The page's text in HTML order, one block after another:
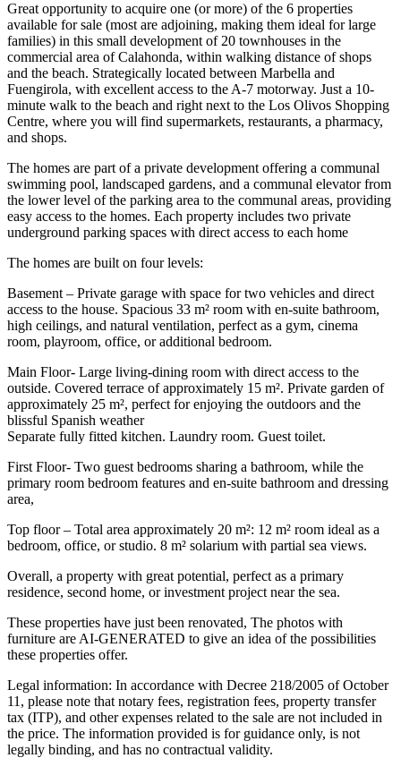
Great opportunity to acquire one (or more) of the 6 properties
available for sale (most are adjoining, making them ideal for large
families) in this small development of 20 townhouses in the
commercial area of ​​Calahonda, within walking distance of shops
and the beach. Strategically located between Marbella and
Fuengirola, with excellent access to the A-7 motorway. Just a 10-
minute walk to the beach and right next to the Los Olivos Shopping
Centre, where you will find supermarkets, restaurants, a pharmacy,
and shops.
The homes are part of a private development offering a communal
swimming pool, landscaped gardens, and a communal elevator from
the lower level of the parking area to the communal areas, providing
easy access to the homes. Each property includes two private
underground parking spaces with direct access to each home
The homes are built on four levels:
Basement – Private garage with space for two vehicles and direct
access to the house. Spacious 33 m² room with en-suite bathroom,
high ceilings, and natural ventilation, perfect as a gym, cinema
room, playroom, office, or additional bedroom.
Main Floor- Large living-dining room with direct access to the
outside. Covered terrace of approximately 15 m². Private garden of
approximately 25 m², perfect for enjoying the outdoors and the
blissful Spanish weather
Separate fully fitted kitchen. Laundry room. Guest toilet.
First Floor- Two guest bedrooms sharing a bathroom, while the
primary room bedroom features and en-suite bathroom and dressing
area,
Top floor – Total area approximately 20 m²: 12 m² room ideal as a
bedroom, office, or studio. 8 m² solarium with partial sea views.
Overall, a property with great potential, perfect as a primary
residence, second home, or investment project near the sea.
These properties have just been renovated, The photos with
furniture are AI-GENERATED to give an idea of ​​the possibilities
these properties offer.
Legal information: In accordance with Decree 218/2005 of October
11, please note that notary fees, registration fees, property transfer
tax (ITP), ‌and ‌other ‌expenses ‌related ‌to the ‌sale ‌are not ‌included in
‌the price. The ‌information ‌provided ‌is for guidance ‌only, ‌is not
legally ‌binding, ‌and ‌has ‌no ‌contractual ‌validity.